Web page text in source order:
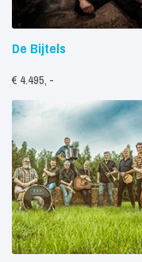
De Bijtels
€ 4.495, -